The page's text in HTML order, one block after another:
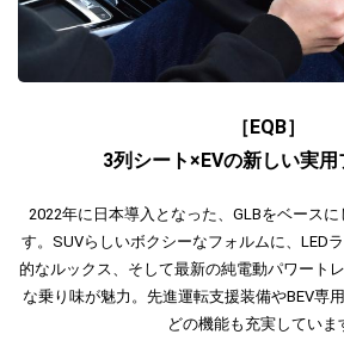
［EQB］
3列シート×EVの新しい実
2022年に日本導入となった、GLBをベース
す。SUVらしいボクシーなフォルムに、LED
的なルックス、そして最新の純電動パワート
な乗り味が魅力。先進運転支援装備やBEV専
どの機能も充実していま